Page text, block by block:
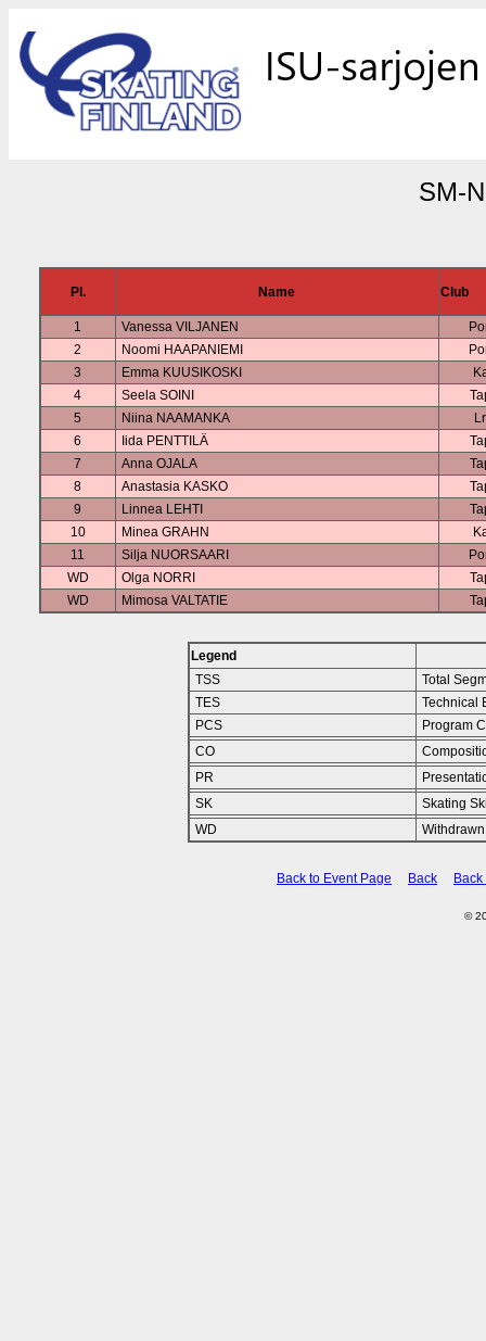
SM-
Pl. Name Club
1 Vanessa VILJANEN
2
Noomi HAAPANIEMI
3
Emma KUUSIKOSKI
4
Seela SOINI
5
Niina NAAMANKA
6
Iida PENTTILÄ
7
Anna OJALA
8
Anastasia KASKO
9
Linnea LEHTI
10
Minea GRAHN
11
Silja NUORSAARI
WD
Olga NORRI
WD
Mimosa VALTATIE
Legend
TSS
Total
TES
Technical
PCS
Program
CO
PR
SK
Skating
WD
Withdrawn
Back to Event Page Back
©